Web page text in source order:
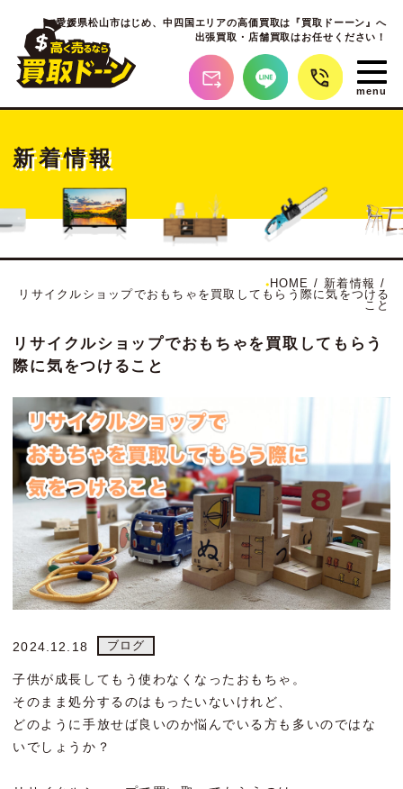
愛媛県松山市はじめ、中四国エリアの高価買取は『買取ドーーン』へ
出張買取・店舗買取はお任せください！
新着情報
HOME / 新着情報 /
リサイクルショップでおもちゃを買取してもらう際に気をつける
こと
リサイクルショップでおもちゃを買取してもらう
際に気をつけること
2024.12.18 ブログ
子供が成長してもう使わなくなったおもちゃ。
そのまま処分するのはもったいないけれど、
どのように手放せば良いのか悩んでいる方も多いのではな
いでしょうか？